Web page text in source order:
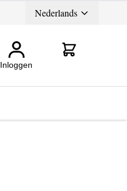
Nederlands
Inloggen